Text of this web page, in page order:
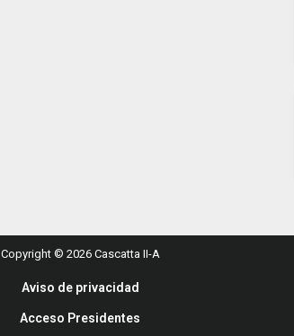
Copyright © 2026 Cascatta II-A
Aviso de privacidad
Acceso Presidentes